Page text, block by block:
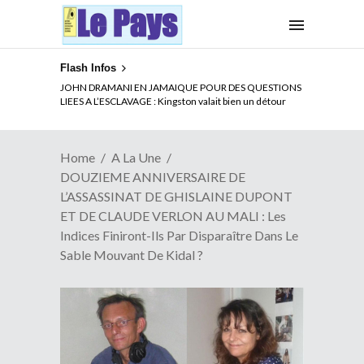
Flash Infos
ELECTION DE TALON A LA TETE DU SENAT BENINOIS :
Quand Patrice quitte le pouvoir sans partir !
Home
A La Une
DOUZIEME ANNIVERSAIRE DE
L’ASSASSINAT DE GHISLAINE DUPONT
ET DE CLAUDE VERLON AU MALI : Les
Indices Finiront-Ils Par Disparaître Dans Le
Sable Mouvant De Kidal ?